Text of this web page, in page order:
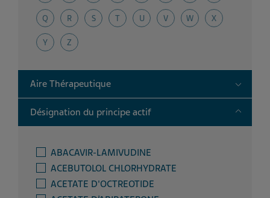
Q R S T U V W X
Y Z
Aire Thérapeutique Toggle
Désignation du principe actif Toggle
ABACAVIR-LAMIVUDINE
ACEBUTOLOL CHLORHYDRATE
ACETATE D'OCTREOTIDE